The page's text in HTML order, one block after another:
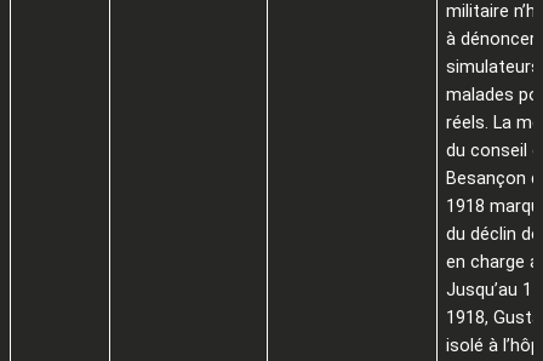
militaire
à dénoncer
malades
réels. La
du conseil
Besançon
1918
du déclin
en charge
Jusqu’au
1918,
isolé à